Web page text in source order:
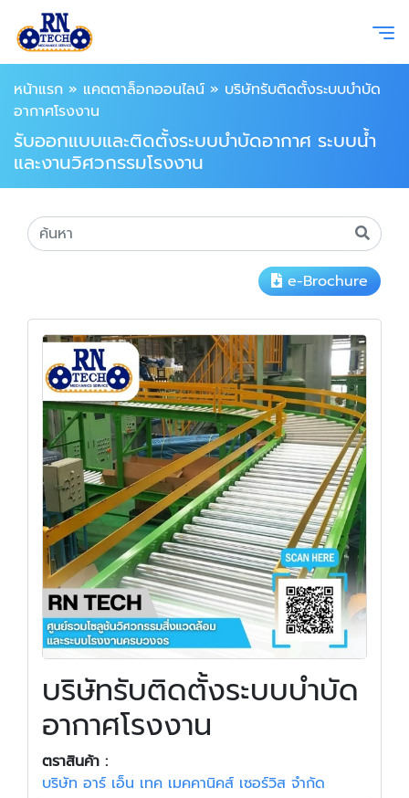
หน้าแรก » แคตตาล็อกออนไลน์ » บริษัทรับติดตั้งระบบบำบัด
อากาศโรงงาน
รับออกแบบและติดตั้งระบบบำบัดอากาศ ระบบน้ำ
และงานวิศวกรรมโรงงาน
e-Brochure
บริษัทรับติดตั้งระบบบำบัด
อากาศโรงงาน
ตราสินค้า :
บริษัท อาร์ เอ็น เทค เมคคานิคส์ เซอร์วิส จำกัด